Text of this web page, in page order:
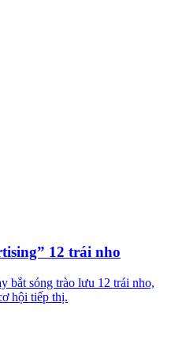
12 trái nho
bắt sóng trào lưu 12 trái nho,
hội tiếp thị.